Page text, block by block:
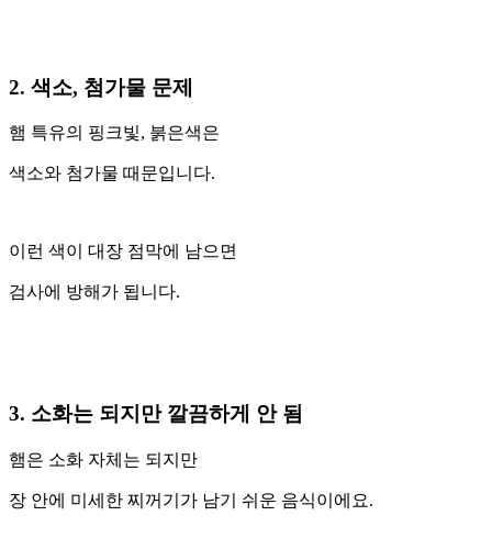
2. 색소, 첨가물 문제
햄 특유의 핑크빛, 붉은색은
색소와 첨가물 때문입니다.
이런 색이 대장 점막에 남으면
검사에 방해가 됩니다.
3. 소화는 되지만 깔끔하게 안 됨
햄은 소화 자체는 되지만
장 안에 미세한 찌꺼기가 남기 쉬운 음식이에요.